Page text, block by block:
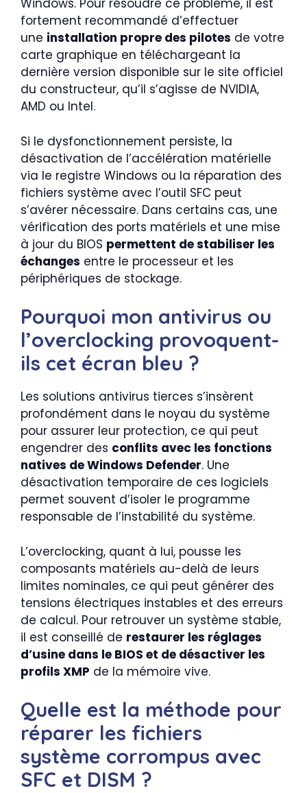
Windows. Pour résoudre ce problème, il est
fortement recommandé d’effectuer
une installation propre des pilotes de votre
carte graphique en téléchargeant la
dernière version disponible sur le site officiel
du constructeur, qu’il s’agisse de NVIDIA,
AMD ou Intel.
Si le dysfonctionnement persiste, la
désactivation de l’accélération matérielle
via le registre Windows ou la réparation des
fichiers système avec l’outil SFC peut
s’avérer nécessaire. Dans certains cas, une
vérification des ports matériels et une mise
à jour du BIOS permettent de stabiliser les
échanges entre le processeur et les
périphériques de stockage.
Pourquoi mon antivirus ou
l’overclocking provoquent-
ils cet écran bleu ?
Les solutions antivirus tierces s’insèrent
profondément dans le noyau du système
pour assurer leur protection, ce qui peut
engendrer des conflits avec les fonctions
natives de Windows Defender. Une
désactivation temporaire de ces logiciels
permet souvent d’isoler le programme
responsable de l’instabilité du système.
L’overclocking, quant à lui, pousse les
composants matériels au-delà de leurs
limites nominales, ce qui peut générer des
tensions électriques instables et des erreurs
de calcul. Pour retrouver un système stable,
il est conseillé de restaurer les réglages
d’usine dans le BIOS et de désactiver les
profils XMP de la mémoire vive.
Quelle est la méthode pour
réparer les fichiers
système corrompus avec
SFC et DISM ?